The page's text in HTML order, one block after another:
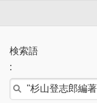
検索語
: